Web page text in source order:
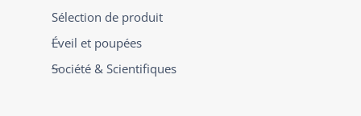
Sélection de produit
Éveil et poupées
Société & Scientifiques